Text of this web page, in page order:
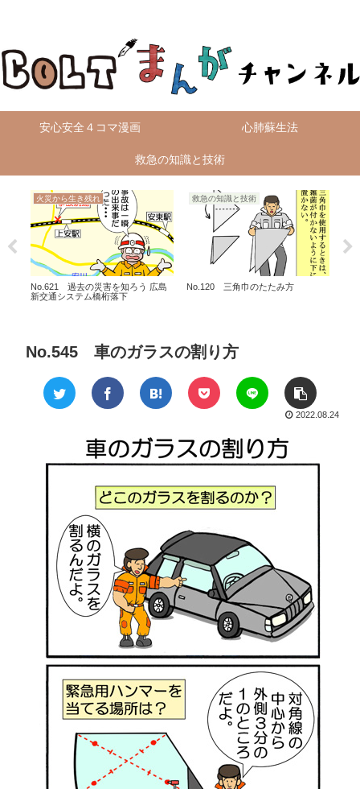
安心安全４コマ漫画 心肺蘇生法
救急の知識と技術
火災から生き残れ
No.621 過去の災害を知ろう 広島
新交通システム橋桁落下
救急の知識と技術
No.120 三角巾のたたみ方
No.545 車のガラスの割り方
2022.08.24